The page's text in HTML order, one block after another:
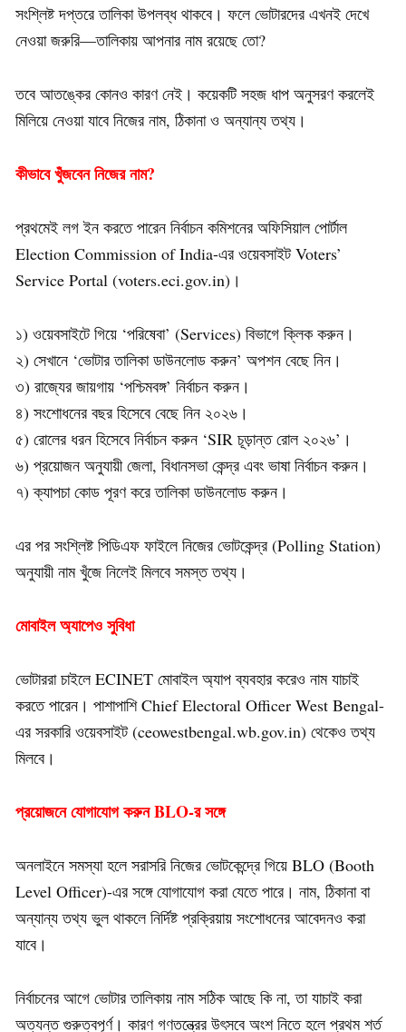
সংশ্লিষ্ট দপ্তরে তালিকা উপলব্ধ থাকবে। ফলে ভোটারদের এখনই দেখে
নেওয়া জরুরি—তালিকায় আপনার নাম রয়েছে তো?
তবে আতঙ্কের কোনও কারণ নেই। কয়েকটি সহজ ধাপ অনুসরণ করলেই
মিলিয়ে নেওয়া যাবে নিজের নাম, ঠিকানা ও অন্যান্য তথ্য।
কীভাবে খুঁজবেন নিজের নাম?
প্রথমেই লগ ইন করতে পারেন নির্বাচন কমিশনের অফিসিয়াল পোর্টাল
Election Commission of India-এর ওয়েবসাইট Voters’
Service Portal (voters.eci.gov.in)।
১) ওয়েবসাইটে গিয়ে ‘পরিষেবা’ (Services) বিভাগে ক্লিক করুন।
২) সেখানে ‘ভোটার তালিকা ডাউনলোড করুন’ অপশন বেছে নিন।
৩) রাজ্যের জায়গায় ‘পশ্চিমবঙ্গ’ নির্বাচন করুন।
৪) সংশোধনের বছর হিসেবে বেছে নিন ২০২৬।
৫) রোলের ধরন হিসেবে নির্বাচন করুন ‘SIR চূড়ান্ত রোল ২০২৬’।
৬) প্রয়োজন অনুযায়ী জেলা, বিধানসভা কেন্দ্র এবং ভাষা নির্বাচন করুন।
৭) ক্যাপচা কোড পূরণ করে তালিকা ডাউনলোড করুন।
এর পর সংশ্লিষ্ট পিডিএফ ফাইলে নিজের ভোটকেন্দ্র (Polling Station)
অনুযায়ী নাম খুঁজে নিলেই মিলবে সমস্ত তথ্য।
মোবাইল অ্যাপেও সুবিধা
ভোটাররা চাইলে ECINET মোবাইল অ্যাপ ব্যবহার করেও নাম যাচাই
করতে পারেন। পাশাপাশি Chief Electoral Officer West Bengal-
এর সরকারি ওয়েবসাইট (ceowestbengal.wb.gov.in) থেকেও তথ্য
মিলবে।
প্রয়োজনে যোগাযোগ করুন BLO-র সঙ্গে
অনলাইনে সমস্যা হলে সরাসরি নিজের ভোটকেন্দ্রে গিয়ে BLO (Booth
Level Officer)-এর সঙ্গে যোগাযোগ করা যেতে পারে। নাম, ঠিকানা বা
অন্যান্য তথ্য ভুল থাকলে নির্দিষ্ট প্রক্রিয়ায় সংশোধনের আবেদনও করা
যাবে।
নির্বাচনের আগে ভোটার তালিকায় নাম সঠিক আছে কি না, তা যাচাই করা
অত্যন্ত গুরুত্বপূর্ণ। কারণ গণতন্ত্রের উৎসবে অংশ নিতে হলে প্রথম শর্ত